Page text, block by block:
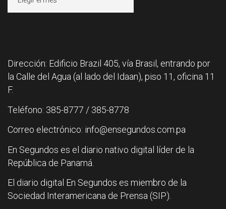
Dirección: Edificio Brazil 405, vía Brasil, entrando por
la Calle del Agua (al lado del Idaan), piso 11, oficina 11
F.
Teléfono: 385-8777 / 385-8778
Correo electrónico: info@ensegundos.com.pa
En Segundos es el diario nativo digital líder de la
República de Panamá.
El diario digital En Segundos es miembro de la
Sociedad Interamericana de Prensa (SIP).